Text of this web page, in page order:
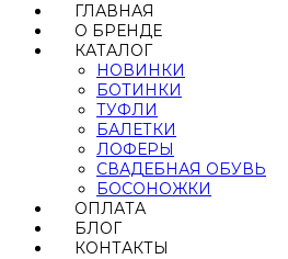
ГЛАВНАЯ
О БРЕНДЕ
КАТАЛОГ
НОВИНКИ
БОТИНКИ
ТУФЛИ
БАЛЕТКИ
ЛОФЕРЫ
СВАДЕБНАЯ ОБУВЬ
БОСОНОЖКИ
ОПЛАТА
БЛОГ
КОНТАКТЫ